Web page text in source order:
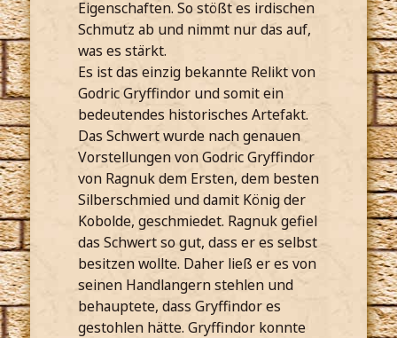
Eigenschaften. So stößt es irdischen
Schmutz ab und nimmt nur das auf,
was es stärkt.
Es ist das einzig bekannte Relikt von
Godric Gryffindor und somit ein
bedeutendes historisches Artefakt.
Das Schwert wurde nach genauen
Vorstellungen von Godric Gryffindor
von Ragnuk dem Ersten, dem besten
Silberschmied und damit König der
Kobolde, geschmiedet. Ragnuk gefiel
das Schwert so gut, dass er es selbst
besitzen wollte. Daher ließ er es von
seinen Handlangern stehlen und
behauptete, dass Gryffindor es
gestohlen hätte. Gryffindor konnte